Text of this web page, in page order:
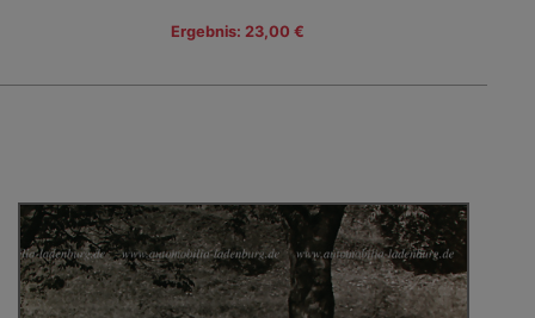
Ergebnis: 23,00 €